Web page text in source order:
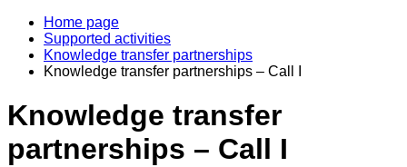
Home page
Supported activities
Knowledge transfer partnerships
Knowledge transfer partnerships – Call I
Knowledge transfer
partnerships – Call I